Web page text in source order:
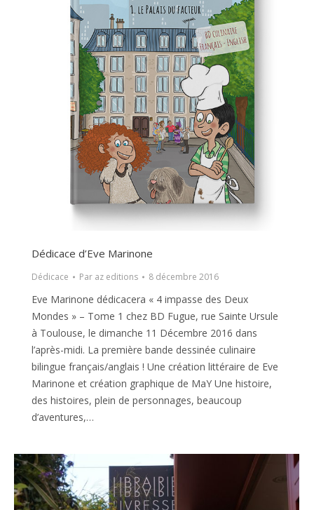
Dédicace d’Eve Marinone
Dédicace Par az editions 8 décembre 2016
Eve Marinone dédicacera « 4 impasse des Deux
Mondes » – Tome 1 chez BD Fugue, rue Sainte Ursule
à Toulouse, le dimanche 11 Décembre 2016 dans
l’après-midi. La première bande dessinée culinaire
bilingue français/anglais ! Une création littéraire de Eve
Marinone et création graphique de MaY Une histoire,
des histoires, plein de personnages, beaucoup
d’aventures,…